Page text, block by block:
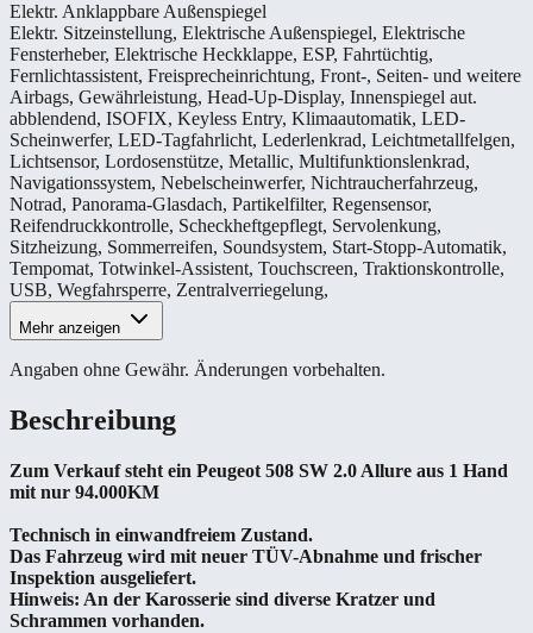
Elektr. Anklappbare Außenspiegel
Elektr. Sitzeinstellung, Elektrische Außenspiegel, Elektrische
Fensterheber, Elektrische Heckklappe, ESP, Fahrtüchtig,
Fernlichtassistent, Freisprecheinrichtung, Front-, Seiten- und weitere
Airbags, Gewährleistung, Head-Up-Display, Innenspiegel aut.
abblendend, ISOFIX, Keyless Entry, Klimaautomatik, LED-
Scheinwerfer, LED-Tagfahrlicht, Lederlenkrad, Leichtmetallfelgen,
Lichtsensor, Lordosenstütze, Metallic, Multifunktionslenkrad,
Navigationssystem, Nebelscheinwerfer, Nichtraucherfahrzeug,
Notrad, Panorama-Glasdach, Partikelfilter, Regensensor,
Reifendruckkontrolle, Scheckheftgepflegt, Servolenkung,
Sitzheizung, Sommerreifen, Soundsystem, Start-Stopp-Automatik,
Tempomat, Totwinkel-Assistent, Touchscreen, Traktionskontrolle,
USB, Wegfahrsperre, Zentralverriegelung,
Mehr anzeigen
Angaben ohne Gewähr. Änderungen vorbehalten.
Beschreibung
Zum Verkauf steht ein Peugeot 508 SW 2.0 Allure aus 1 Hand
mit nur 94.000KM
Technisch in einwandfreiem Zustand.
Das Fahrzeug wird mit neuer TÜV-Abnahme und frischer
Inspektion ausgeliefert.
Hinweis: An der Karosserie sind diverse Kratzer und
Schrammen vorhanden.